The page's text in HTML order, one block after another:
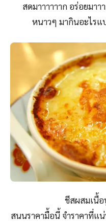
สดมาาาาาาก อร่อยมาา
หนาวๆ มากินอะไร
ชีสผสมเนื้อ
สนนราคามื้อนี้ จำราคาที่แ